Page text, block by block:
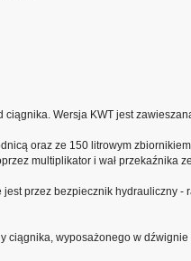
Wersja KWT jest
oraz ze 150 litrowym
multiplikator i wał przekaźnika
przez bezpiecznik hydrauliczny -
wyposażonego w